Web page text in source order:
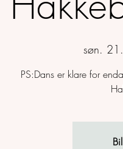
søn.
PS:Dans er klare for